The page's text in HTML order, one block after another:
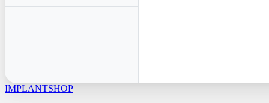
IMPLANTSHOP